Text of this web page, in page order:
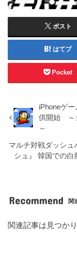
ポスト
はてブ
Pocket
iPhoneゲ
供開始 ～
～
マルチ対戦ダッシュ
シュ』 韓国での白
Recommend 関
関連記事は見つか